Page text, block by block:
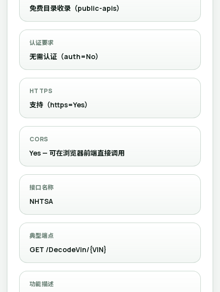
免费目录收录（public-apis）
认证要求
无需认证（auth=No）
HTTPS
支持（https=Yes）
CORS
Yes — 可在浏览器前端直接调用
接口名称
NHTSA
典型端点
GET /DecodeVin/{VIN}
功能描述